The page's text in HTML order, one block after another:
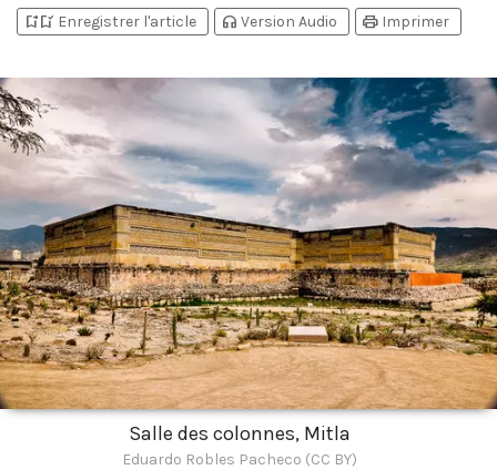
bookmark_addbookmark_added Enregistrer l'article headphones Version Audio print Imprimer
Salle des colonnes, Mitla
Eduardo Robles Pacheco (CC BY)